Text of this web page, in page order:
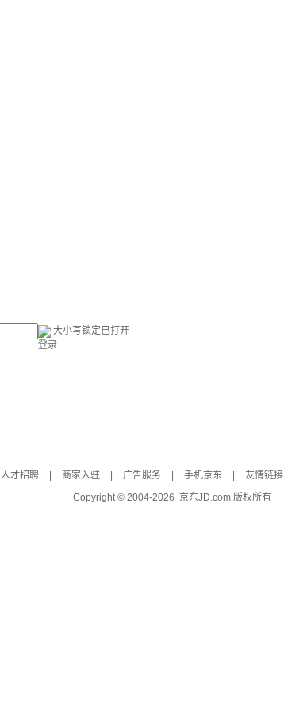
大小写锁定已打开
登录
人才招聘 商家入驻 广告服务 手机京东 友情链接
Copyright © 2004-2026 京东JD.com 版权所有